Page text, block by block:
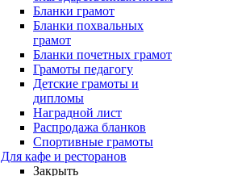
Бланки грамот
Бланки похвальных
грамот
Бланки почетных грамот
Грамоты педагогу
Детские грамоты и
дипломы
Наградной лист
Распродажа бланков
Спортивные грамоты
Для кафе и ресторанов
Закрыть